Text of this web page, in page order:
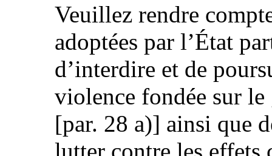
Veuillez rendre
adoptées par l’État
d’interdire et de
violence fondée sur le
[par. 28 a)] ainsi que